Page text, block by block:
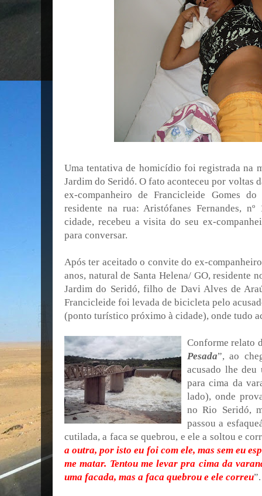
Uma tentativa de homicídio foi registrada na
Jardim do Seridó. O fato aconteceu por voltas
ex-companheiro de Francicleide Gomes
residente na rua: Aristófanes Fernandes,
cidade, recebeu a visita do seu ex-
para conversar.
Após ter aceitado o convite do ex-
anos, natural de Santa Helena/ GO, residente
Jardim do Seridó, filho de Davi Alves de
Francicleide foi levada de bicicleta pelo
(ponto turístico próximo à cidade), onde tudo
Conforme relato
Pesada”, ao
acusado lhe deu
para cima da
lado), onde
no Rio Seridó,
passou a
cutilada, a faca se quebrou, e ele a soltou e
a outra, por isto eu foi com ele, mas sem eu
me matar. Tentou me levar pra cima da
uma facada, mas a faca quebrou e ele correu